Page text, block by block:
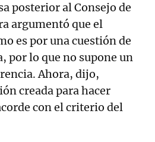
posterior al Consejo de
argumentó que el
es por una cuestión de
por lo que no supone un
Ahora, dijo,
creada para hacer
con el criterio del